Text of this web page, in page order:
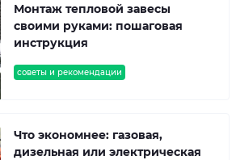
советы и рекомендации
Монтаж тепловой завесы
своими руками: пошаговая
инструкция
Что экономнее: газовая,
дизельная или электрическая